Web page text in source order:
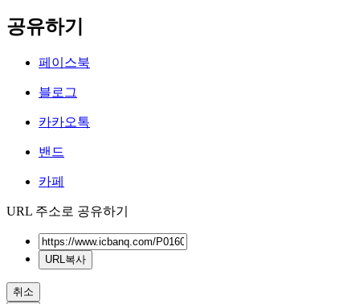
공유하기
페이스북
블로그
카카오톡
밴드
카페
URL 주소로 공유하기
URL복사
취소